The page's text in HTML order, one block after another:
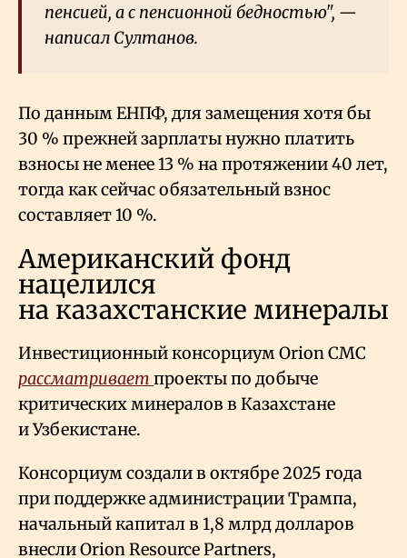
пенсией, а с пенсионной бедностью", —
написал Султанов.
По данным ЕНПФ, для замещения хотя бы
30 % прежней зарплаты нужно платить
взносы не менее 13 % на протяжении 40 лет,
тогда как сейчас обязательный взнос
составляет 10 %.
Американский фонд
нацелился
на казахстанские минералы
Инвестиционный консорциум Orion CMC
рассматривает проекты по добыче
критических минералов в Казахстане
и Узбекистане.
Консорциум создали в октябре 2025 года
при поддержке администрации Трампа,
начальный капитал в 1,8 млрд долларов
внесли Orion Resource Partners,